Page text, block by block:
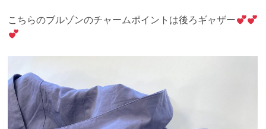
こちらのブルゾンのチャームポイントは後ろギャザー